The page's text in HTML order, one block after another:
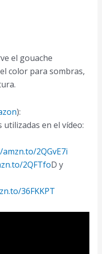
el gouache
color para sombras,
):
en el vídeo:
2QGvE7i
2QFTfoD y
36FKKPT